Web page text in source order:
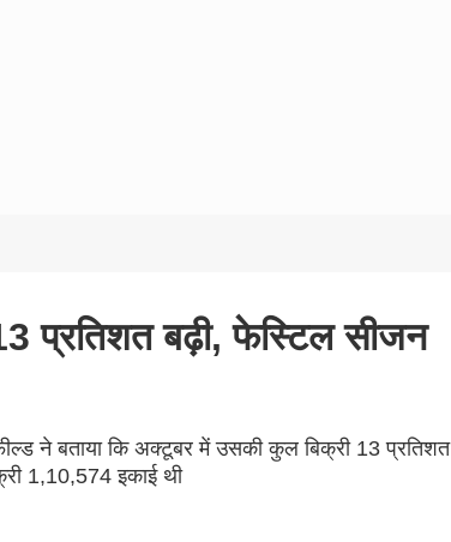
प्रतिशत बढ़ी, फेस्टिल सीजन
ने बताया कि अक्टूबर में उसकी कुल बिक्री 13 प्रतिशत
1,10,574 इकाई थी